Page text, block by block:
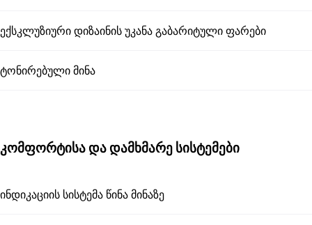
ექსკლუზიური დიზაინის უკანა გაბარიტული ფარები
ტონირებული მინა
კომფორტისა და დამხმარე სისტემები
ინდიკაციის სისტემა წინა მინაზე